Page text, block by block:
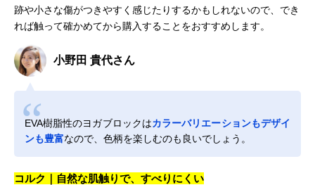
跡や小さな傷がつきやすく感じたりするかもしれないので、でき
れば触って確かめてから購入することをおすすめします。
小野田 貴代さん
EVA樹脂性のヨガブロックはカラーバリエーションもデザイ
ンも豊富なので、色柄を楽しむのも良いでしょう。
コルク｜自然な肌触りで、すべりにくい